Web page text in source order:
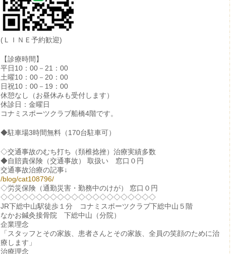
(ＬＩＮＥ予約歓迎)
【診療時間】
平日10：00－21：00
土曜10：00－20：00
日祝10：00－19：00
休憩なし（お昼休みも受付します）
休診日：金曜日
コナミスポーツクラブ船橋4階です。
◆駐車場3時間無料（170台駐車可）
◇交通事故のむち打ち（頚椎捻挫）治療実績多数
◆自賠責保険（交通事故） 取扱い 窓口０円
交通事故治療の記事↓
/blog/cat108796/
◇労災保険（通勤災害・勤務中のけが） 窓口０円
◇◇◇◇◇◇◇◇◇◇◇◇◇◇◇◇◇◇◇◇◇◇
JR下総中山駅徒歩１分 コナミスポーツクラブ下総中山５階
なかお鍼灸接骨院 下総中山（分院）
企業理念
「スタッフとその家族、患者さんとその家族、全員の笑顔のために治
療します」
治療理念